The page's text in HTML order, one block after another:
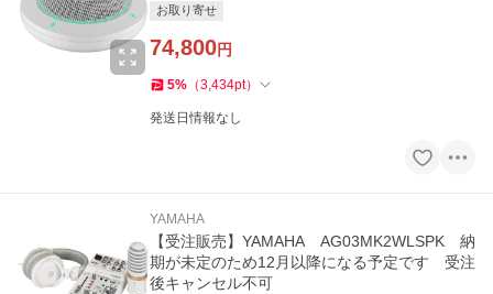
お取り寄せ
74,800円
5% （3,434pt）
発送日情報なし
YAMAHA
【受注販売】YAMAHA AG03MK2WLSPK 納
期が未定のため12月以降になる予定です 受注
後キャンセル不可